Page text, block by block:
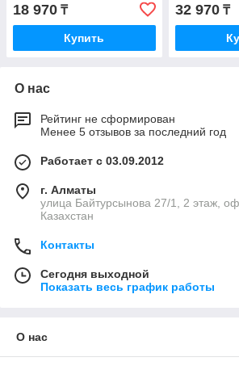
18 970 ₸
Купить
32 970₸
О нас
Рейтинг не сформирован
Менее 5 отзывов за последний год
Работает с 03.09.2012
г. Алматы
улица Байтурсынова 27/1, 2 этаж,
Казахстан
Контакты
Сегодня выходной
Показать весь график работы
О нас